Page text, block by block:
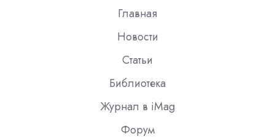
Главная
Новости
Статьи
Библиотека
Журнал в iMag
Форум